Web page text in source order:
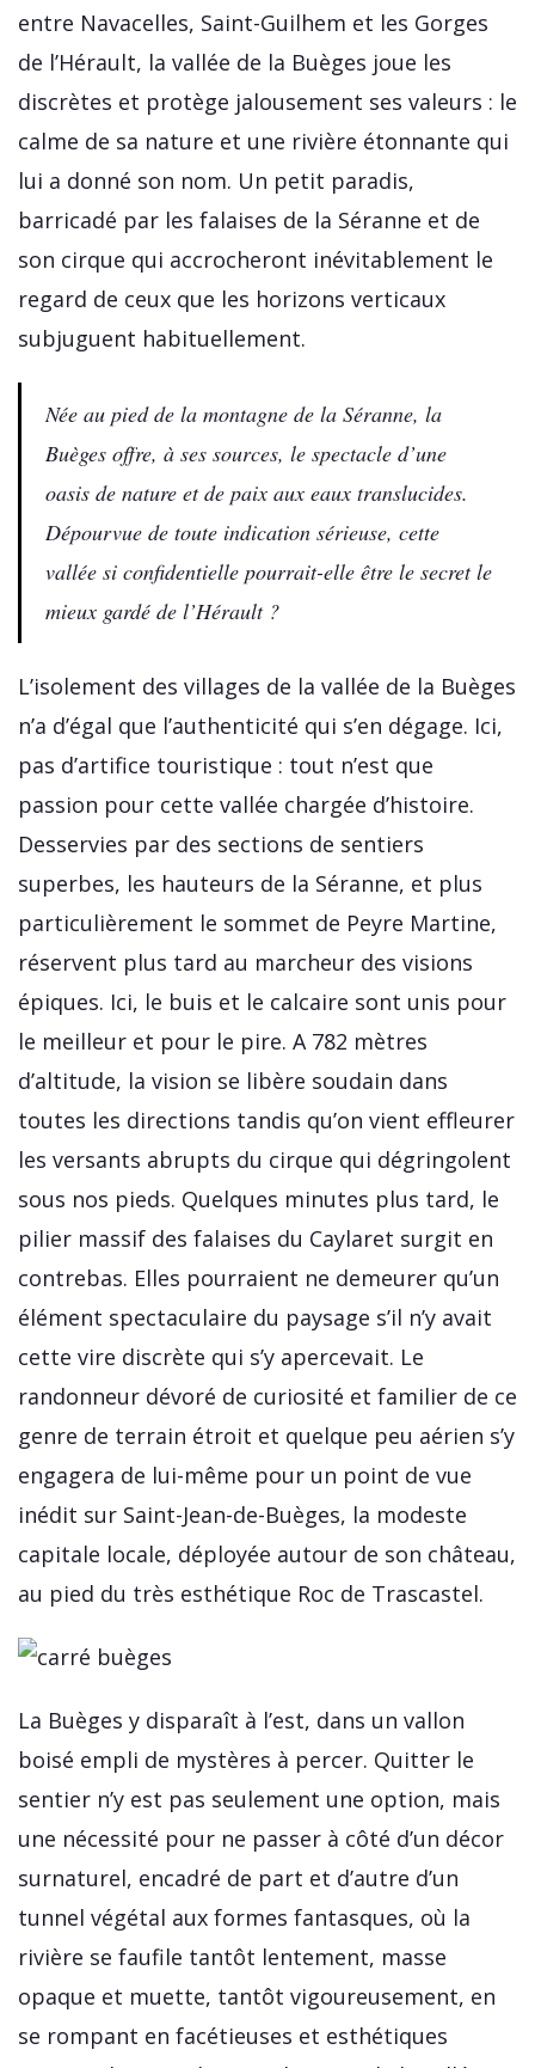
entre Navacelles, Saint-Guilhem et les Gorges
de l’Hérault, la vallée de la Buèges joue les
discrètes et protège jalousement ses valeurs : le
calme de sa nature et une rivière étonnante qui
lui a donné son nom. Un petit paradis,
barricadé par les falaises de la Séranne et de
son cirque qui accrocheront inévitablement le
regard de ceux que les horizons verticaux
subjuguent habituellement.
Née au pied de la montagne de la Séranne, la
Buèges offre, à ses sources, le spectacle d’une
oasis de nature et de paix aux eaux translucides.
Dépourvue de toute indication sérieuse, cette
vallée si confidentielle pourrait-elle être le secret le
mieux gardé de l’Hérault ?
L’isolement des villages de la vallée de la Buèges
n’a d’égal que l’authenticité qui s’en dégage. Ici,
pas d’artifice touristique : tout n’est que
passion pour cette vallée chargée d’histoire.
Desservies par des sections de sentiers
superbes, les hauteurs de la Séranne, et plus
particulièrement le sommet de Peyre Martine,
réservent plus tard au marcheur des visions
épiques. Ici, le buis et le calcaire sont unis pour
le meilleur et pour le pire. A 782 mètres
d’altitude, la vision se libère soudain dans
toutes les directions tandis qu’on vient effleurer
les versants abrupts du cirque qui dégringolent
sous nos pieds. Quelques minutes plus tard, le
pilier massif des falaises du Caylaret surgit en
contrebas. Elles pourraient ne demeurer qu’un
élément spectaculaire du paysage s’il n’y avait
cette vire discrète qui s’y apercevait. Le
randonneur dévoré de curiosité et familier de ce
genre de terrain étroit et quelque peu aérien s’y
engagera de lui-même pour un point de vue
inédit sur Saint-Jean-de-Buèges, la modeste
capitale locale, déployée autour de son château,
au pied du très esthétique Roc de Trascastel.
La Buèges y disparaît à l’est, dans un vallon
boisé empli de mystères à percer. Quitter le
sentier n’y est pas seulement une option, mais
une nécessité pour ne passer à côté d’un décor
surnaturel, encadré de part et d’autre d’un
tunnel végétal aux formes fantasques, où la
rivière se faufile tantôt lentement, masse
opaque et muette, tantôt vigoureusement, en
se rompant en facétieuses et esthétiques